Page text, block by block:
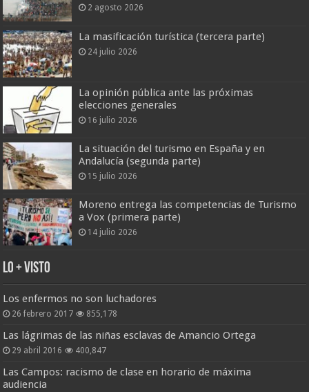
2 agosto 2026
La masificación turística (tercera parte)
24 julio 2026
La opinión pública ante las próximas
elecciones generales
16 julio 2026
La situación del turismo en España y en
Andalucía (segunda parte)
15 julio 2026
Moreno entrega las competencias de Turismo
a Vox (primera parte)
14 julio 2026
Lo + Visto
Los enfermos no son luchadores
26 febrero 2017 855,178
Las lágrimas de las niñas esclavas de Amancio Ortega
29 abril 2016 400,847
Las Campos: racismo de clase en horario de máxima
audiencia